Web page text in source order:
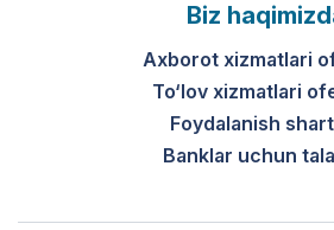
уходе, для создания
безбарьерной среды.
Biz
Axborot xizmatlari
To‘lov xizmatlari
Foydalanish
Banklar uchun